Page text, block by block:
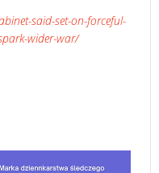
said-set-on-forceful-
wider-war/